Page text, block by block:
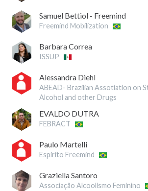
Samuel Bettiol - Freemind
Freemind Mobilization
Barbara Correa
ISSUP
Alessandra Diehl
ABEAD- Brazilian Assotiation on
Alcohol and other Drugs
EVALDO DUTRA
FEBRACT
Paulo Martelli
Espirito Freemind
Graziella Santoro
Associação Alcoolismo Feminino